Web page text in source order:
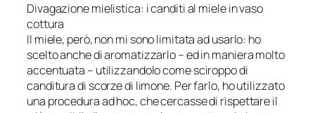
Divagazione mielistica: i canditi al miele in vaso
cottura
Il miele, però, non mi sono limitata ad usarlo: ho
scelto anche di aromatizzarlo – ed in maniera molto
accentuata – utilizzandolo come sciroppo di
canditura di scorze di limone. Per farlo, ho utilizzato
una procedura ad hoc, che cercasse di rispettare il